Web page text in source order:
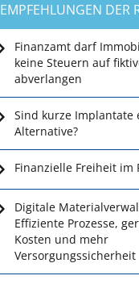
EMPFEHLUNGEN DER
Finanzamt darf
keine Steuern auf
abverlangen
Sind kurze Implantate
Alternative?
Finanzielle Freiheit im
Digitale
Effiziente Prozesse,
Kosten und mehr
Versorgungssicherheit